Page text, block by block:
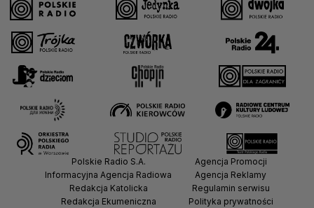
Polskie Radio S.A.
Informacyjna Agencja Radiowa
Redakcja Katolicka
Redakcja Ekumeniczna
Agencja Promocji
Agencja Reklamy
Regulamin serwisu
Polityka prywatności